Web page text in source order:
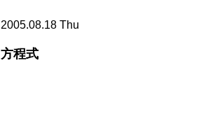
2005.08.18 Thu
方程式